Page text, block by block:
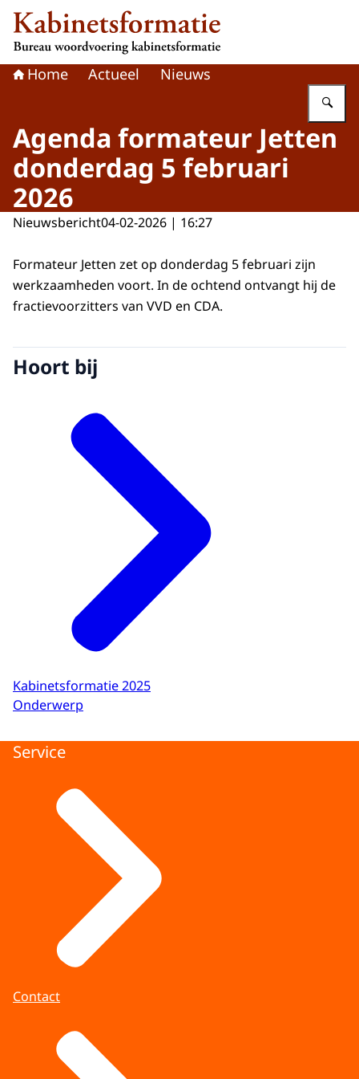
Naar de homepage van Kabinetsformatie
Home Actueel Nieuws
Agenda formateur Jetten
donderdag 5 februari
2026
Nieuwsbericht04-02-2026 | 16:27
Formateur Jetten zet op donderdag 5 februari zijn
werkzaamheden voort. In de ochtend ontvangt hij de
fractievoorzitters van VVD en CDA.
Hoort bij
Kabinetsformatie 2025
Onderwerp
Service
Contact